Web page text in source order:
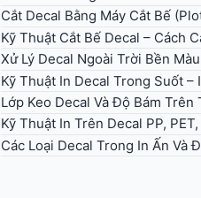
Cắt Decal Bằng Máy Cắt Bế
Kỹ Thuật Cắt Bế Decal – Cách
Xử Lý Decal Ngoài Trời Bền
Kỹ Thuật In Decal Trong Suốt
Lớp Keo Decal Và Độ Bám
Kỹ Thuật In Trên Decal PP,
Các Loại Decal Trong In Ấn Và